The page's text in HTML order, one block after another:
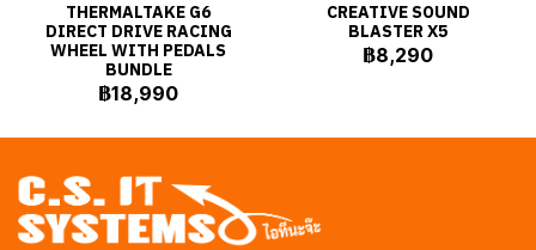
THERMALTAKE G6
DIRECT DRIVE RACING
WHEEL WITH PEDALS
BUNDLE
฿18,990
CREATIVE SOUND
BLASTER X5
฿8,290